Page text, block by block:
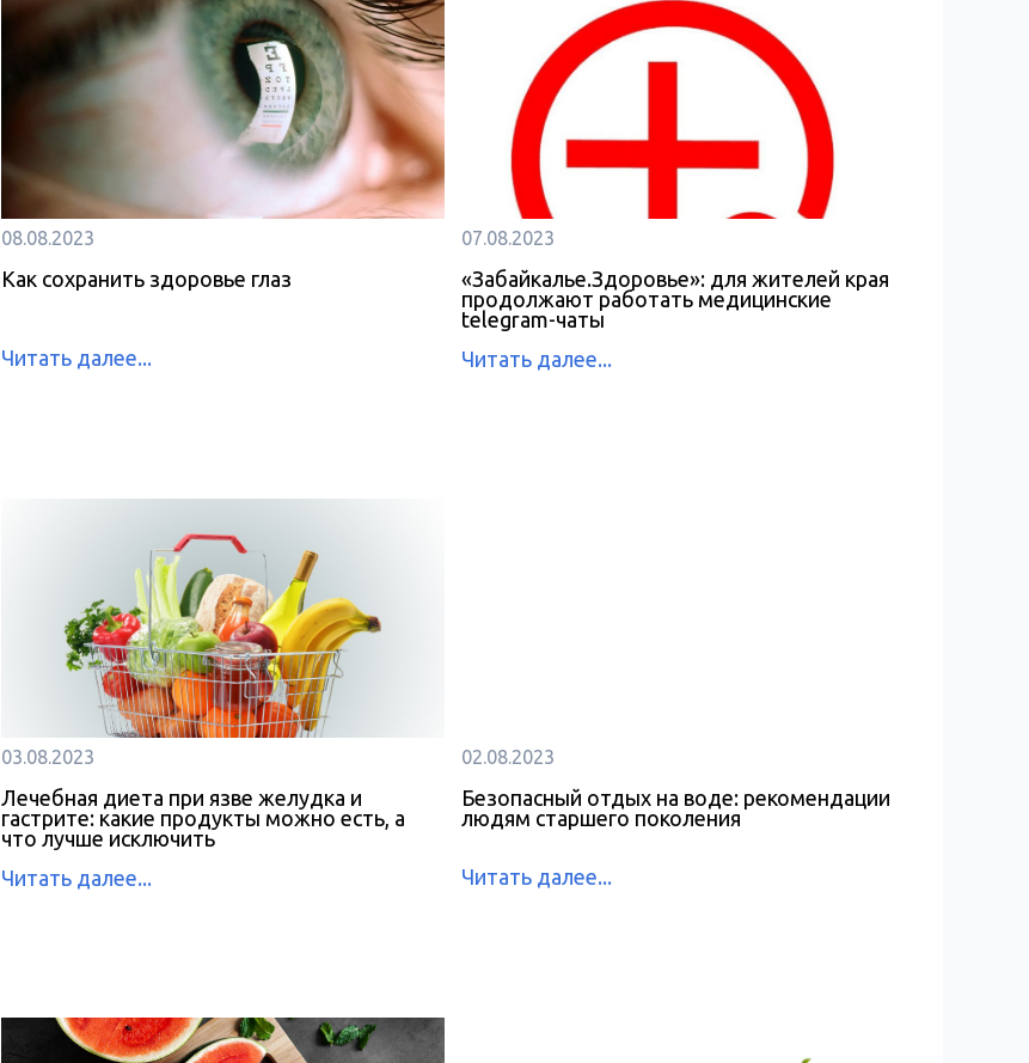
08.08.2023
Как сохранить здоровье глаз
Читать далее...
07.08.2023
«Забайкалье.Здоровье»: для жителей края
продолжают работать медицинские
telegram-чаты
Читать далее...
03.08.2023
Лечебная диета при язве желудка и
гастрите: какие продукты можно есть, а
что лучше исключить
Читать далее...
02.08.2023
Безопасный отдых на воде: рекомендации
людям старшего поколения
Читать далее...